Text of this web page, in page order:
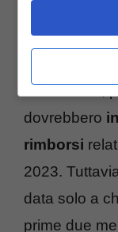
dovrebbero
rimborsi
2023.
data solo a
prime due